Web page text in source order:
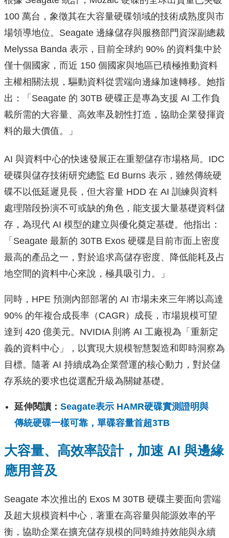
100 萬台，象徵其在大容量硬碟領域的技術成熟度與市
場領導地位。Seagate 邊緣儲存與服務部門資深副總裁
Melyssa Banda 表示，目前全球約 90% 的資料集中於
僅十個國家，而近 150 個國家與地區已積極推動資料
主權相關法規，驅動資料從雲端向邊緣加速轉移。她指
出：「Seagate 的 30TB 硬碟正是專為支援 AI 工作負
載所需的大容量、高效率及韌性打造，協助企業發揮資
料的最大價值。」
AI 與資料中心的快速發展正在重塑儲存市場格局。IDC
硬碟與儲存技術研究總監 Ed Burns 表示，雖然傳統硬
碟不以低延遲見長，但大容量 HDD 在 AI 訓練與資料
處理階段扮演不可或缺的角色，能支援大量基礎資料儲
存，為現代 AI 模型的建立與優化奠定基礎。他指出：
「Seagate 最新的 30TB Exos 硬碟是目前市面上密度
最高的產品之一，對於追求高儲存密度、降低能耗及占
地空間的資料中心來說，極具吸引力。」
同時，HPE 預測內部部署的 AI 市場未來三年將以高達
90% 的年複合成長率（CAGR）成長，市場規模可望
達到 420 億美元。NVIDIA 則將 AI 工廠視為「重新定
義的資料中心」，以實現大規模智慧製造和即時洞察為
目標。隨著 AI 持續成為企業營運的核心動力，對於儲
存系統的要求也從選配升級為關鍵基礎。
延伸閱讀： Seagate表示 HAMR硬碟實測證明與
傳統硬碟一樣可靠，單碟容量首超3TB
大容量、高效率設計，加速 AI 與邊緣
應用普及
Seagate 本次推出的 Exos M 30TB 硬碟主要面向雲端
及超大規模資料中心，著重在高容量與能源效率的平
衡，協助企業在擴充儲存規模的同時維持效能與永續